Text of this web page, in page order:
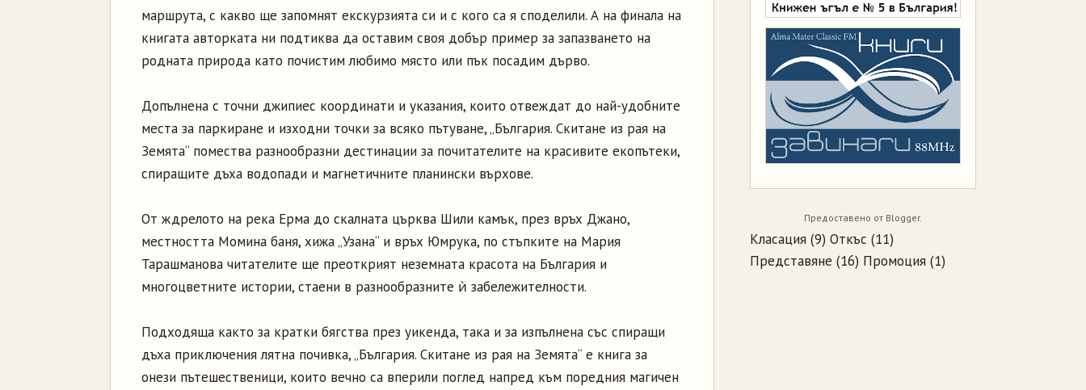
маршрута, с какво ще запомнят екскурзията си и с кого са я споделили. А на финала на
книгата авторката ни подтиква да оставим своя добър пример за запазването на
родната природа като почистим любимо място или пък посадим дърво.
Допълнена с точни джипиес координати и указания, които отвеждат до най-удобните
места за паркиране и изходни точки за всяко пътуване, „България. Скитане из рая на
Земята“ помества разнообразни дестинации за почитателите на красивите екопътеки,
спиращите дъха водопади и магнетичните планински върхове.
От ждрелото на река Ерма до скалната църква Шили камък, през връх Джано,
местността Момина баня, хижа „Узана“ и връх Юмрука, по стъпките на Мария
Тарашманова читателите ще преоткрият неземната красота на България и
многоцветните истории, стаени в разнообразните ѝ забележителности.
Подходяща както за кратки бягства през уикенда, така и за изпълнена със спиращи
дъха приключения лятна почивка, „България. Скитане из рая на Земята“ е книга за
онези пътешественици, които вечно са вперили поглед напред към поредния магичен
Предоставено от Blogger.
Класация (9) Откъс (11)
Представяне (16) Промоция (1)